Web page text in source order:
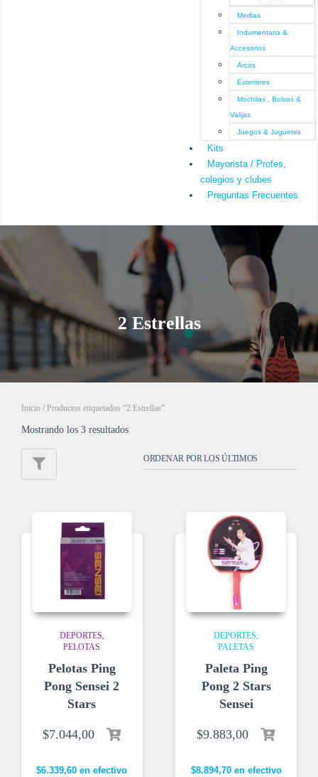
Medias
Indumentaria &
Accesorios
Arcos
Exteriores
Mochilas , Bolsos &
Valijas
Juegos & Juguetes
Kits
Mayorista / Profes,
colegios y clubes
Preguntas Frecuentes
2 Estrellas
Inicio / Productos etiquetados “2 Estrellas”
Mostrando los 3 resultados
DEPORTES
PELOTAS
Pelotas Ping
Pong Sensei 2
Stars
$7.044,00
$6.339,60 en efectivo
DEPORTES
PALETAS
Paleta Ping
Pong 2 Stars
Sensei
$9.883,00
$8.894,70en efectivo